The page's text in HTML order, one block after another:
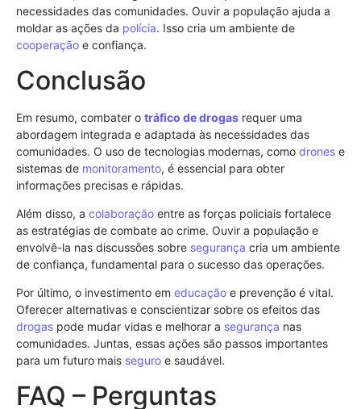
necessidades das comunidades. Ouvir a população ajuda a
moldar as ações da polícia. Isso cria um ambiente de
cooperação e confiança.
Conclusão
Em resumo, combater o tráfico de drogas requer uma
abordagem integrada e adaptada às necessidades das
comunidades. O uso de tecnologias modernas, como drones e
sistemas de monitoramento, é essencial para obter
informações precisas e rápidas.
Além disso, a colaboração entre as forças policiais fortalece
as estratégias de combate ao crime. Ouvir a população e
envolvê-la nas discussões sobre segurança cria um ambiente
de confiança, fundamental para o sucesso das operações.
Por último, o investimento em educação e prevenção é vital.
Oferecer alternativas e conscientizar sobre os efeitos das
drogas pode mudar vidas e melhorar a segurança nas
comunidades. Juntas, essas ações são passos importantes
para um futuro mais seguro e saudável.
FAQ – Perguntas